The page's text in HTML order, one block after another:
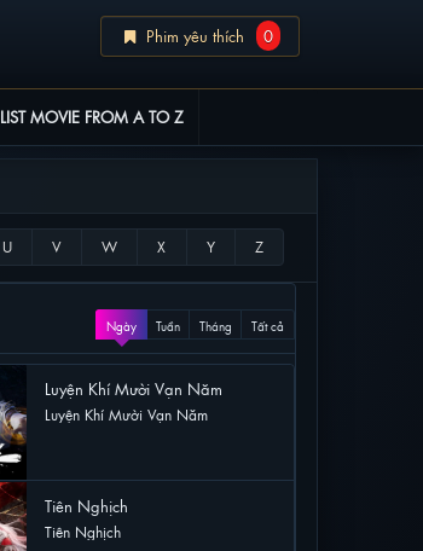
Phim yêu thích 0
LIST MOVIE FROM A TO Z
Ngày Tuần Tháng Tất cả
Luyện Khí Mười Vạn Năm
Luyện Khí Mười Vạn Năm
Tiên Nghịch
Tiên Nghịch